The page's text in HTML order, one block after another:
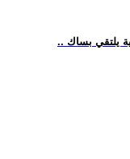
يلتقي بساك